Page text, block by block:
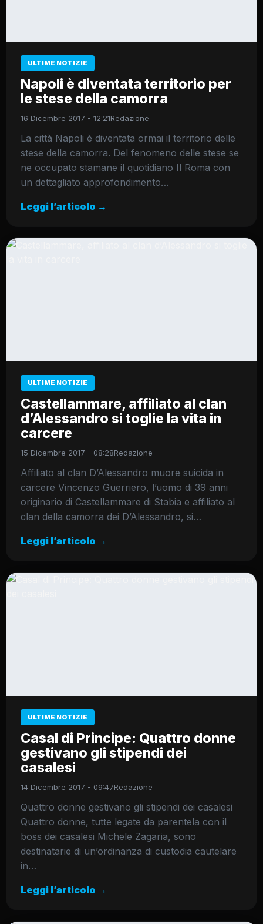
ULTIME NOTIZIE
Napoli è diventata territorio per
le stese della camorra
16 Dicembre 2017 - 12:21Redazione
La città Napoli è diventata ormai il territorio delle
stese della camorra. Del fenomeno delle stese se
ne occupato stamane il quotidiano Il Roma con
un dettagliato approfondimento…
Leggi l’articolo →
ULTIME NOTIZIE
Castellammare, affiliato al clan
d’Alessandro si toglie la vita in
carcere
15 Dicembre 2017 - 08:28Redazione
Affiliato al clan D’Alessandro muore suicida in
carcere Vincenzo Guerriero, l’uomo di 39 anni
originario di Castellammare di Stabia e affiliato al
clan della camorra dei D’Alessandro, si…
Leggi l’articolo →
ULTIME NOTIZIE
Casal di Principe: Quattro donne
gestivano gli stipendi dei
casalesi
14 Dicembre 2017 - 09:47Redazione
Quattro donne gestivano gli stipendi dei casalesi
Quattro donne, tutte legate da parentela con il
boss dei casalesi Michele Zagaria, sono
destinatarie di un’ordinanza di custodia cautelare
in…
Leggi l’articolo →